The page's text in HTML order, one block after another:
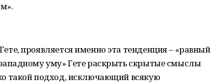
проявляется именно эта тенденция – «равный
уму» Гете раскрыть скрытые смыслы
такой подход, исключающий всякую